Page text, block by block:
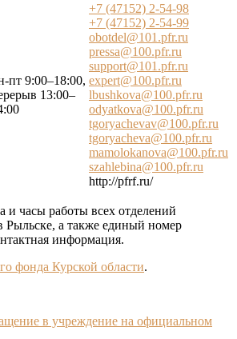
пт 9:00–18:00,
13:00–
+7 (47152) 2-54-98
+7 (47152) 2-54-99
obotdel@101.pfr.ru
pressa@100.pfr.ru
support@101.pfr.ru
expert@100.pfr.ru
lbushkova@100.pfr.ru
odyatkova@100.pfr.ru
tgoryachevav@100.pfr.ru
tgoryacheva@100.pfr.ru
mamolokanova@100.pfr.ru
szahlebina@100.pfr.ru
http://pfrf.ru/
и часы работы всех отделений
Рыльске, а также единый номер
информация.
фонда Курской области.
в учреждение на официальном